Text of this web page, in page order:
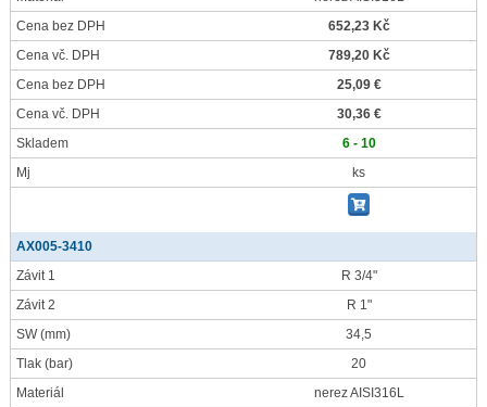
Cena bez DPH
652,23 Kč
Cena vč. DPH
789,20 Kč
Cena bez DPH
25,09 €
Cena vč. DPH
30,36 €
Skladem
6 - 10
Mj
ks
AX005-3410
Závit 1
R 3/4"
Závit 2
R 1"
SW(mm)
34,5
Tlak (bar)
20
Materiál
nerez AISI316L